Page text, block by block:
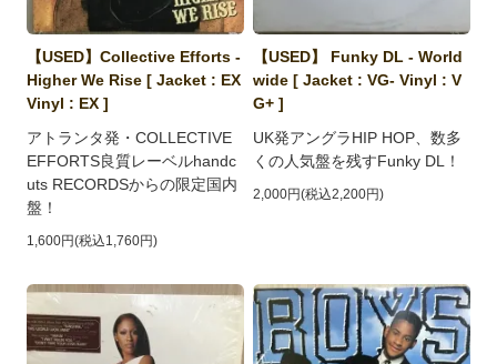
【USED】Collective Efforts -
Higher We Rise [ Jacket : EX
Vinyl : EX ]
アトランタ発・COLLECTIVE
EFFORTS良質レーベルhandc
uts RECORDSからの限定国内
盤！
1,600円(税込1,760円)
【USED】 Funky DL - World
wide [ Jacket : VG- Vinyl : V
G+ ]
UK発アングラHIP HOP、数多
くの人気盤を残すFunky DL！
2,000円(税込2,200円)